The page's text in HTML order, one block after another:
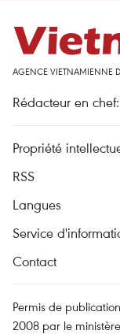
AGENCE VIETNAMIENNE
Rédacteur en
Propriété
RSS
Langues
Service
Contact
Permis de
2008 par le